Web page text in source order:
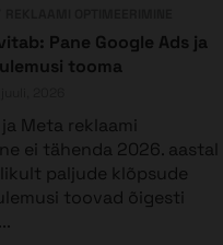
Pane Google Ads ja
tooma
Meta reklaami
ei tähenda 2026. aastal
paljude klõpsude
toovad õigesti